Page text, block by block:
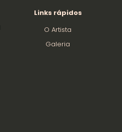
Links rápidos
O Artista
Galeria